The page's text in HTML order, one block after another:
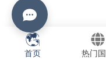
首页 热门